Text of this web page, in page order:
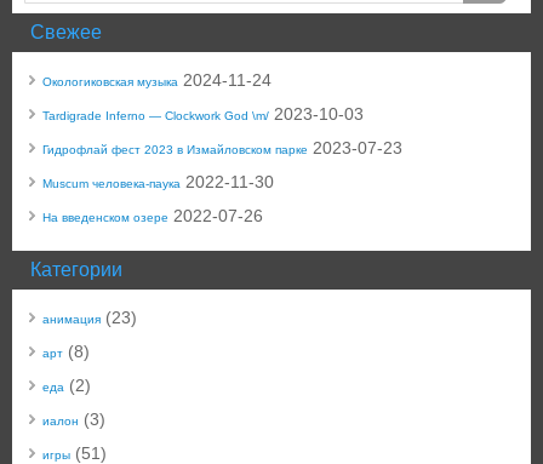
Свежее
Окологиковская музыка 2024-11-24
Tardigrade Inferno — Clockwork God \m/ 2023-10-03
Гидрофлай фест 2023 в Измайловском парке 2023-07-23
Muscum человека-паука 2022-11-30
На введенском озере 2022-07-26
Категории
анимация (23)
арт (8)
еда (2)
иалон (3)
игры (51)